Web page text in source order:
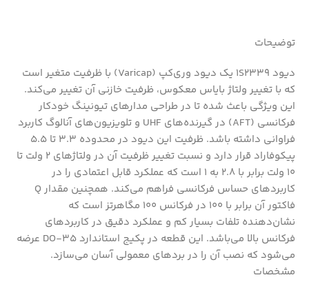
توضیحات
دیود 1S2339 یک دیود وری‌کپ (Varicap) با ظرفیت متغیر است
که با تغییر ولتاژ بایاس معکوس، ظرفیت خازنی آن تغییر می‌کند.
این ویژگی باعث شده تا در طراحی مدارهای تیونینگ خودکار
فرکانسی (AFT) در گیرنده‌های UHF و تلویزیون‌های آنالوگ کاربرد
فراوانی داشته باشد. ظرفیت این دیود در محدوده 3.3 تا 5.5
پیکوفاراد قرار دارد و نسبت تغییر ظرفیت آن در ولتاژهای 2 ولت تا
10 ولت برابر با 2.8 به 1 است که عملکرد قابل اعتمادی را در
کاربردهای حساس فرکانسی فراهم می‌کند. همچنین مقدار Q
فاکتور آن برابر با 100 در فرکانس 100 مگاهرتز است که
نشان‌دهنده تلفات بسیار کم و عملکرد دقیق در کاربردهای
فرکانس بالا می‌باشد. این قطعه در پکیج استاندارد DO-35 عرضه
می‌شود که نصب آن را در بردهای معمولی آسان می‌سازد.
مشخصات